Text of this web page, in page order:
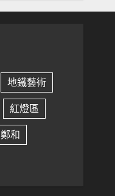
地鐵藝術
紅燈區
鄭和